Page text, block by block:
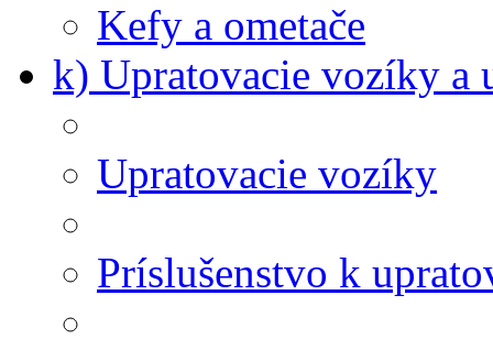
Kefy a ometače
k) Upratovacie vozíky a
Upratovacie vozíky
Príslušenstvo k